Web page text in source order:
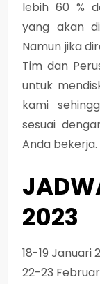
lebih 60 %
yang akan
Namun jika
Tim dan
untuk
kami
sesuai
Anda bekerja.
2023
18-19 Januari
22-23